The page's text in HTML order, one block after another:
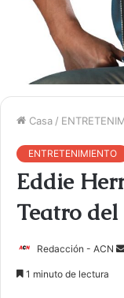
Casa /
ENTRETENIMIENTO
Eddie
Teatro
Redacción - ACN
1 minuto de lectura